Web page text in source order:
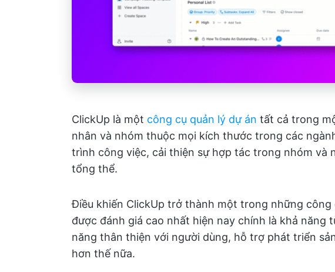
ClickUp là một công cụ quản lý dự án tất cả trong
nhân và nhóm thuộc mọi kích thước trong các
trình công việc, cải thiện sự hợp tác trong nhóm và
tổng thể.
Điều khiến ClickUp trở thành một trong những
được đánh giá cao nhất hiện nay chính là khả năng
năng thân thiện với người dùng, hỗ trợ phát triển
hơn thế nữa.